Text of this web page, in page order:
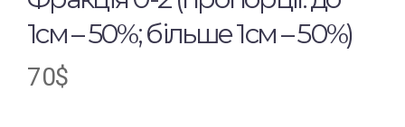
1см – 50%; більше 1см – 50%)
70$